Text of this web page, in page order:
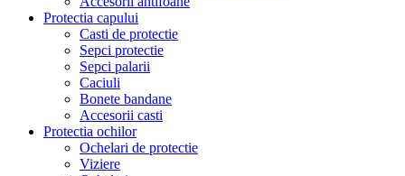
Protectia capului
Casti de protectie
Sepci protectie
Sepci palarii
Caciuli
Bonete bandane
Accesorii casti
Protectia ochilor
Ochelari de protectie
Viziere